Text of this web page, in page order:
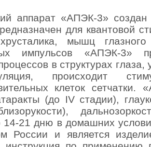
аппарат «АПЭК-3»
для квантовой
хрусталика, мышц
импульсов «АПЭК-3»
в структурах
происходит
клеток
(до IV стадии),
14-21 дню в домашних
России и является